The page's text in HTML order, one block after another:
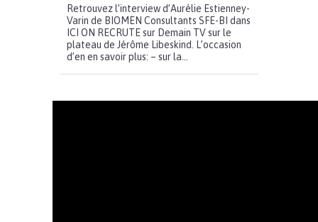
Retrouvez l’interview d’Aurélie Estienney-
Varin de BIOMEN Consultants SFE-BI dans
ICI ON RECRUTE sur Demain TV sur le
plateau de Jérôme Libeskind. L’occasion
d’en en savoir plus: – sur la...